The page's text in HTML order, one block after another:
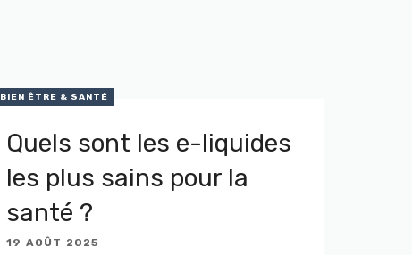
BIEN ÊTRE & SANTÉ
Quels sont les e-liquides
les plus sains pour la
santé ?
19 AOÛT 2025